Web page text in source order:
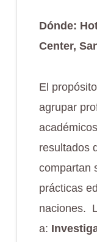
Dónde:
Center,
El
agrupar
resultados
compartan
prácticas
naciones.
a: